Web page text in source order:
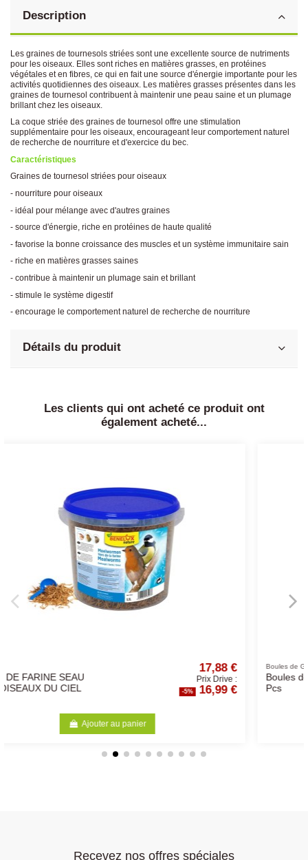
Description
Les graines de tournesols striées sont une excellente source de nutriments
pour les oiseaux. Elles sont riches en matières grasses, en protéines
végétales et en fibres, ce qui en fait une source d'énergie importante pour les
activités quotidiennes des oiseaux. Les matières grasses présentes dans les
graines de tournesol contribuent à maintenir une peau saine et un plumage
brillant chez les oiseaux.
La coque striée des graines de tournesol offre une stimulation
supplémentaire pour les oiseaux, encourageant leur comportement naturel
de recherche de nourriture et d'exercice du bec.
Caractéristiques
Graines de tournesol striées pour oiseaux
- nourriture pour oiseaux
- idéal pour mélange avec d'autres graines
- source d'énergie, riche en protéines de haute qualité
- favorise la bonne croissance des muscles et un système immunitaire sain
- riche en matières grasses saines
- contribue à maintenir un plumage sain et brillant
- stimule le système digestif
- encourage le comportement naturel de recherche de nourriture
Détails du produit
Les clients qui ont acheté ce produit ont
également acheté...
Drive :
€
Boules de Graisse 90Gr x 10
Pcs
Prix
-5%
Recevez nos offres spéciales